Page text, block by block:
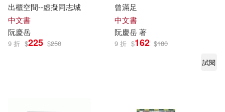
出櫃空間--虛擬同志城
中文書
阮慶岳
9 折 $225 $250
曾滿足
中文書
阮慶岳著
9 折 $162 $180
試閱